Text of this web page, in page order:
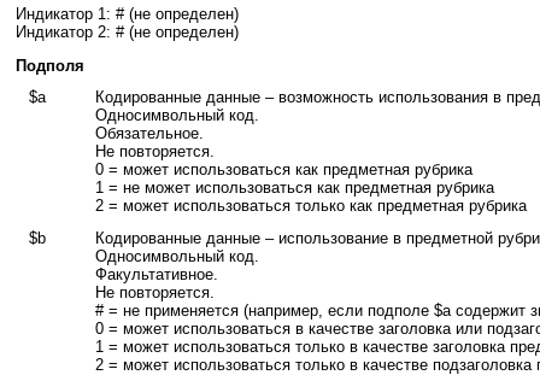
Индикатор 1: # (не определен)
Индикатор 2: # (не определен)
Подполя
$a
Кодированные данные – возможность использования в
Односимвольный код.
Обязательное.
Не повторяется.
0 = может использоваться как предметная рубрика
1 = не может использоваться как предметная рубрика
2 = может использоваться только как предметная рубрика
$b
Кодированные данные – использование в предметной
Односимвольный код.
Факультативное.
Не повторяется.
# = не применяется (например, если подполе $a содержит
0 = может использоваться в качестве заголовка или
1 = может использоваться только в качестве заголовка
2 = может использоваться только в качестве подзаголовка